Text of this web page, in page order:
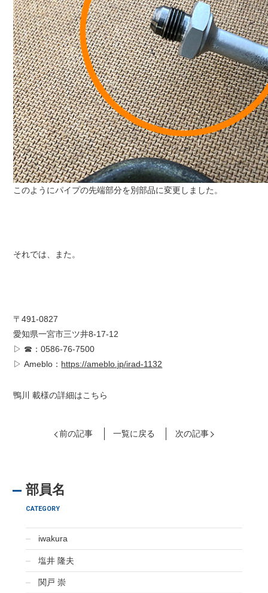
このようにパイプの先端部分を別部品に変更しました。
それでは、また。
〒491-0827
愛知県一宮市三ツ井8-17-12
▷ ☎：0586-76-7500
▷ Ameblo： https://ameblo.jp/irad-1132
鴨川 載様の詳細はこちら
前の記事 一覧に戻る 次の記事
部員名
CATEGORY
iwakura
塩井 隆夫
関戸 崇